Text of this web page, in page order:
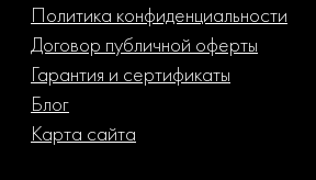
Политика конфиденциальности
Договор публичной оферты
Гарантия и сертификаты
Блог
Карта сайта